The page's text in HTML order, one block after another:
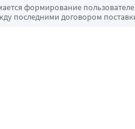
формирование
последними договором